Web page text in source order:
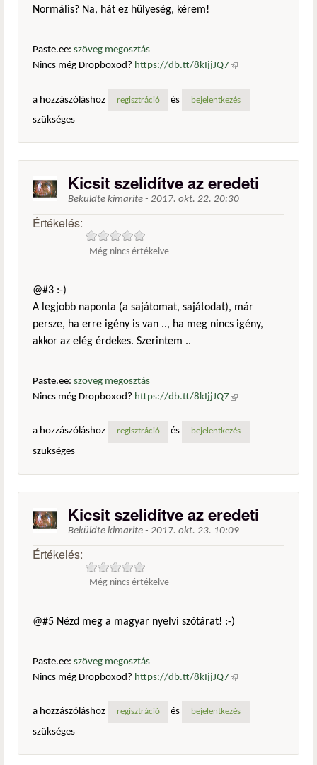
Normális? Na, hát ez hülyeség, kérem!
Paste.ee: szöveg megosztás
Nincs még Dropboxod? https://db.tt/8kIjjJQ7 (külső
a hozzászóláshoz
regisztráció és bejelentkezés
szükséges
Kicsit szelidítve az eredeti
Beküldte kimarite - 2017. okt. 22. 20:30
Értékelés:
Még nincs értékelve
@#3 :-)
A legjobb naponta (a sajátomat, sajátodat), már
persze, ha erre igény is van .., ha meg nincs igény,
akkor az elég érdekes. Szerintem ..
Paste.ee: szöveg megosztás
Nincs még Dropboxod? https://db.tt/8kIjjJQ7 (külső
a hozzászóláshoz
regisztráció és bejelentkezés
szükséges
Kicsit szelidítve az eredeti
Beküldte kimarite - 2017. okt. 23. 10:09
Értékelés:
Még nincs értékelve
@#5 Nézd meg a magyar nyelvi szótárat! :-)
Paste.ee: szöveg megosztás
Nincs még Dropboxod? https://db.tt/8kIjjJQ7 (külső
a hozzászóláshoz
regisztráció és bejelentkezés
szükséges